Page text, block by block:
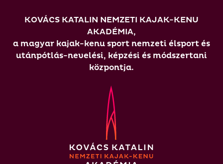
KOVÁCS KATALIN NEMZETI KAJAK-KENU
AKADÉMIA,
a magyar kajak-kenu sport nemzeti élsport és
utánpótlás-nevelési, képzési és módszertani
központja.